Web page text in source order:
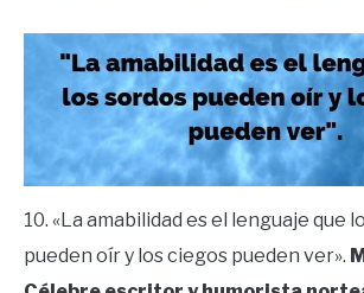
10. «La amabilidad es el lenguaje que
pueden oír y los ciegos pueden ver».